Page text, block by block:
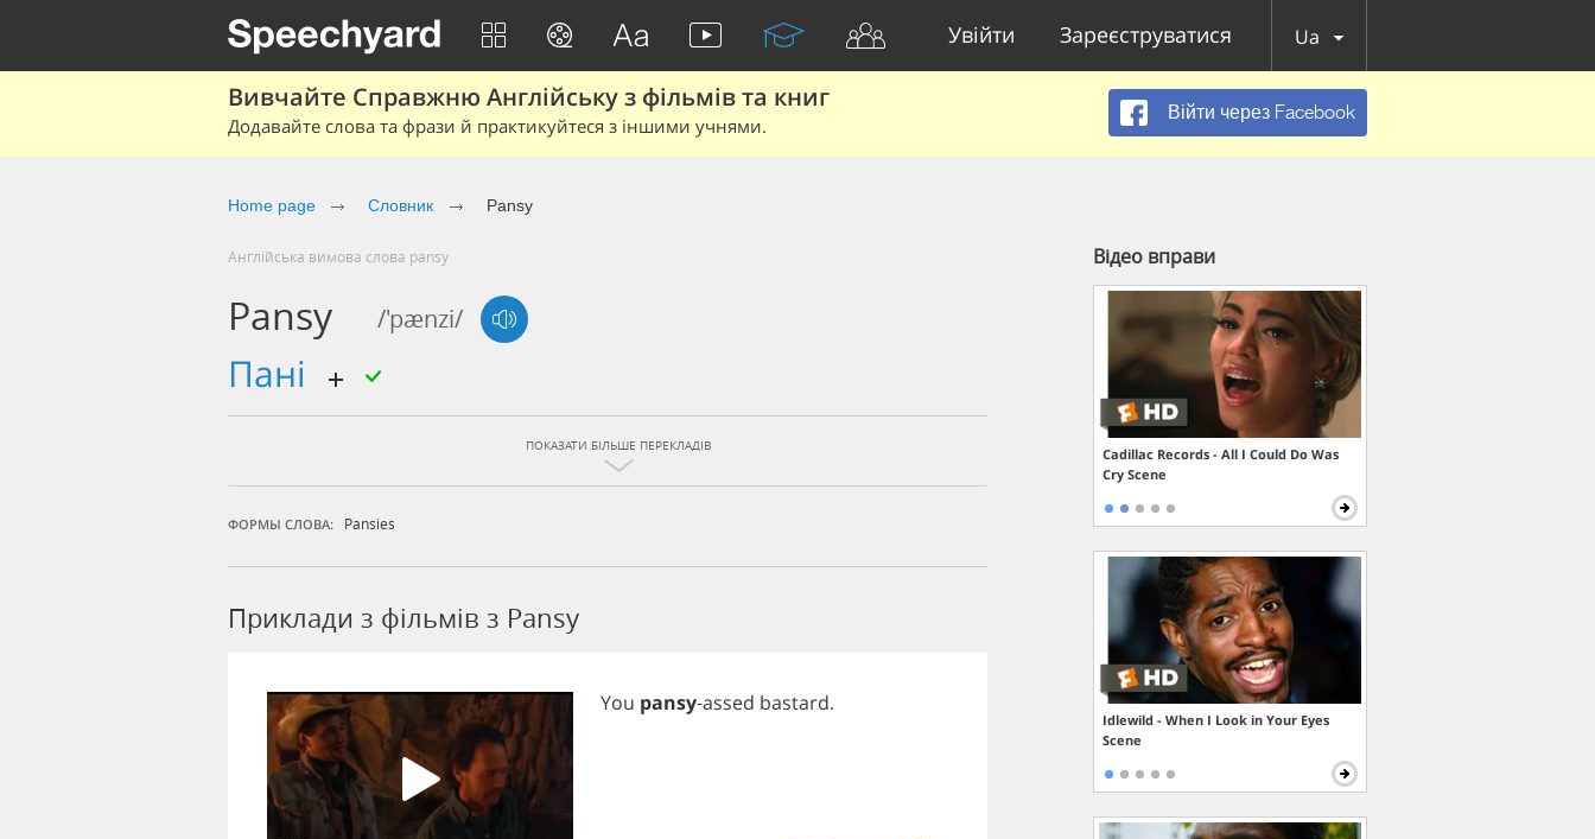
Увійти Зареєструватися Ua
Вивчайте Справжню Англійську з фільмів та книг
Додавайте слова та фрази й практикуйтеся з іншими учнями.
Війти через Facebook
Home page Cловник Pansy
Англійська вимова слова pansy
Pansy /'pænzi/
пані
ПОКАЗАТИ БІЛЬШЕ ПЕРЕКЛАДІВ
ФОРМЫ СЛОВА: Pansies
Приклади з фільмів з Pansy
You pansy-assed bastard.
Відео вправи
Cadillac Records - All I Could Do Was
Cry Scene
Idlewild - When I Look in Your Eyes
Scene